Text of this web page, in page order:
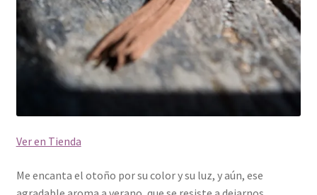
Ver en Tienda
Me encanta el otoño por su color y su luz, y aún, ese